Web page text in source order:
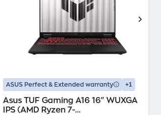
ASUS Perfect & Extended warranty +1
Asus TUF Gaming A16 16" WUXGA
IPS (AMD Ryzen 7-